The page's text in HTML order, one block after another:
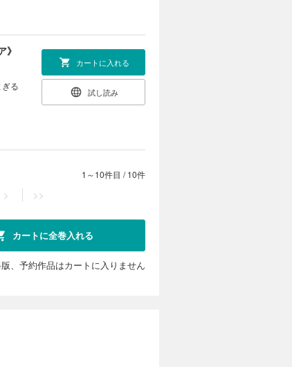
る
カートに入れる
試し読み
1～10件目 /10件
> >>
カートに全巻入れる
、予約作品はカートに入りません